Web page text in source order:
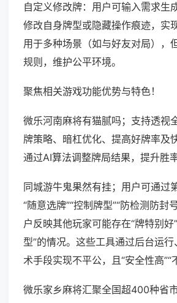
自定义修改牌：用户可输入需求生
修改自身牌型或隐藏操作痕迹，实
用于多种场景（如与好友对局），
规则，维护公平环境。
聚焦相关游戏功能优势与特色！
微乐河南麻将有猫腻吗；支持透视
牌策略、暗杠优化、提高好牌率及
通过AI算法调整牌局结果，提升胜率
同城游牛鬼果然有挂；用户可通过
“随意选牌”“控制牌型”“防检测防封
户反映其他玩家可能存在“牌特别好
型”的情况。这些工具通过后台运
术手段实现不平公，且“安全性高”“
微乐家乡麻将汇聚全国超400种省